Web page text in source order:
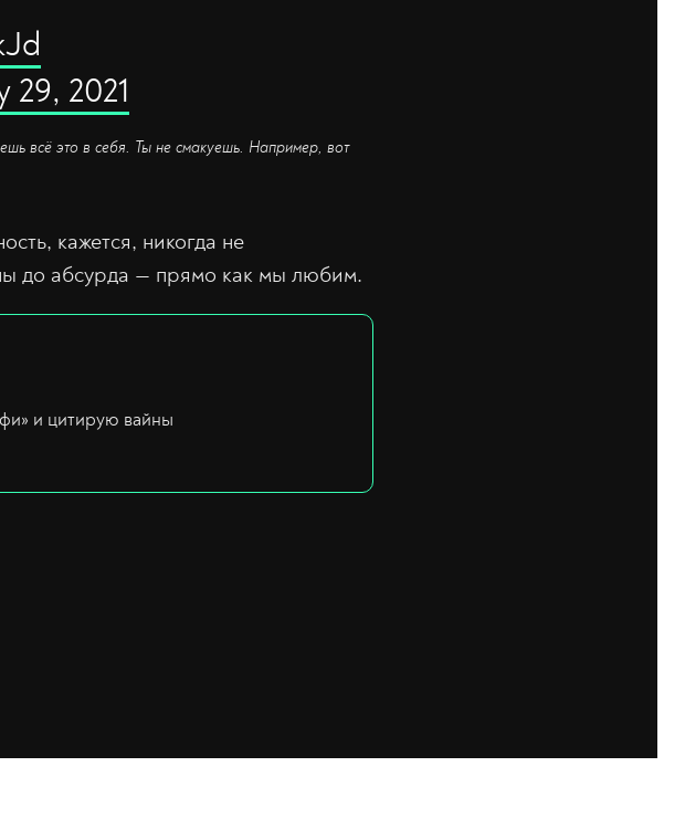
29, 2021
всё это в себя. Ты не смакуешь. Например, вот
кажется, никогда не
до абсурда — прямо как мы любим.
и цитирую вайны